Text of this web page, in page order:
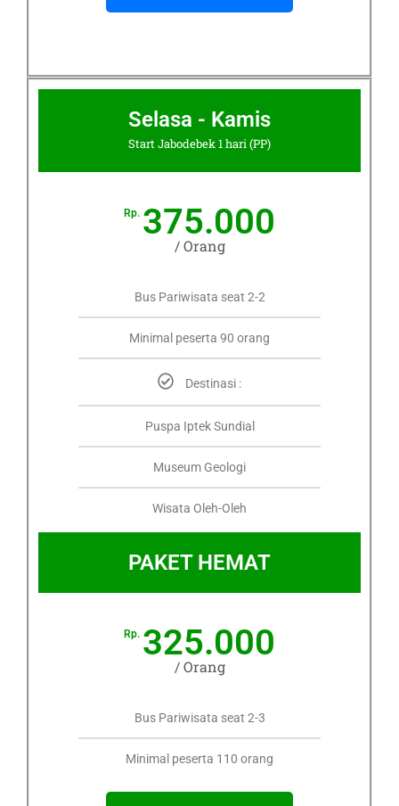
Selasa - Kamis
Start Jabodebek 1 hari (PP)
Rp. 375.000
/ Orang
Bus Pariwisata seat 2-2
Minimal peserta 90 orang
Destinasi :
Puspa Iptek Sundial
Museum Geologi
Wisata Oleh-Oleh
PAKET HEMAT
Rp. 325.000
/ Orang
Bus Pariwisata seat 2-3
Minimal peserta 110 orang